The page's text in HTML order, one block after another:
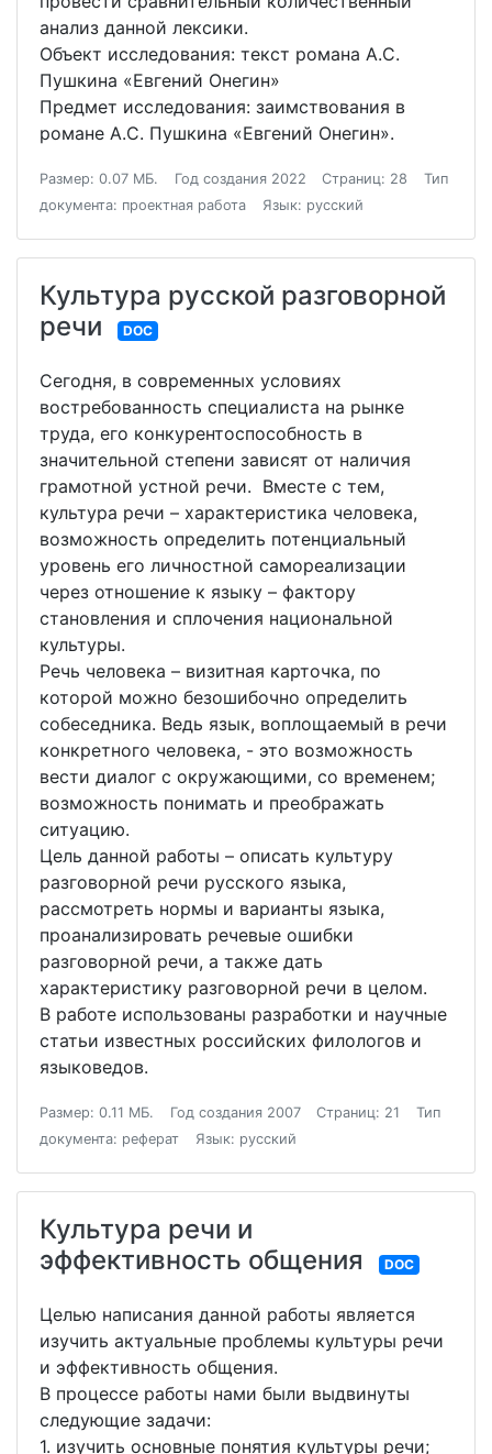
анализ данной лексики.
Объект исследования: текст романа А.С.
Пушкина «Евгений Онегин»
Предмет исследования: заимствования в
романе А.С. Пушкина «Евгений Онегин».
Размер: 0.07 МБ. Год создания 2022 Страниц: 28
Тип
документа: проектная работа
Язык: русский
Культура русской разговорной
речи
DOC
Сегодня, в современных условиях
востребованность специалиста на рынке
труда, его конкурентоспособность в
значительной степени зависят от наличия
грамотной устной речи. Вместе с тем,
культура речи – характеристика человека,
возможность определить потенциальный
уровень его личностной самореализации
через отношение к языку – фактору
становления и сплочения национальной
культуры.
Речь человека – визитная карточка, по
которой можно безошибочно определить
собеседника. Ведь язык, воплощаемый в речи
конкретного человека, - это возможность
вести диалог с окружающими, со временем;
возможность понимать и преображать
ситуацию.
Цель данной работы – описать культуру
разговорной речи русского языка,
рассмотреть нормы и варианты языка,
проанализировать речевые ошибки
разговорной речи, а также дать
характеристику разговорной речи в целом.
В работе использованы разработки и научные
статьи известных российских филологов и
языковедов.
Размер: 0.11 МБ. Год создания 2007 Страниц: 21
Тип
документа: реферат
Язык: русский
Культура речи и
эффективность общения
DOC
Целью написания данной работы является
изучить актуальные проблемы культуры речи
и эффективность общения.
В процессе работы нами были выдвинуты
следующие задачи:
1. изучить основные понятия культуры речи;